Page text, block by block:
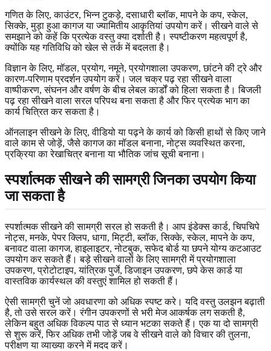
गणित के लिए, काउंटर, भिन्न टुकड़े, दसाधारी ब्लॉक, मापने के कप, स्केल,
सिक्के, मुड़ा हुआ कागज या ज्यामितीय आकृतियां उपयोग करें। सीखने वाले से
समझाने को कहें कि प्रत्येक वस्तु क्या दर्शाती है। स्पष्टीकरण महत्वपूर्ण है,
क्योंकि यह गतिविधि को खेल से तर्क में बदलता है।
विज्ञान के लिए, मॉडल, प्रयोग, नमूने, प्रयोगशाला उपकरण, छांटने की ट्रे और
कारण-परिणाम प्रदर्शन उपयोग करें। जल चक्र पढ़ रहा सीखने वाला
वाष्पीकरण, संघनन और वर्षण के बीच लेबल कार्डों को हिला सकता है। बिजली
पढ़ रहा सीखने वाला सरल परिपथ बना सकता है और फिर प्रत्येक भाग का
कार्य चित्रित कर सकता है।
ऑनलाइन सीखने के लिए, वीडियो या पढ़ने के कार्य को किसी हाथों से किए जाने
वाले काम से जोड़ें, जैसे कागज का मॉडल बनाना, नोट्स व्यवस्थित करना,
प्रक्रिया का रेखाचित्र बनाना या भौतिक जांच सूची बनाना।
स्पर्शात्मक सीखने की सामग्री जिनका उपयोग किया
जा सकता है
स्पर्शात्मक सीखने की सामग्री सरल हो सकती है। आप इंडेक्स कार्ड, चिपचिपे
नोट्स, मनके, पेपर क्लिप, धागा, मिट्टी, ब्लॉक, सिक्के, स्केल, मापने के कप,
बनावट वाला कागज, हाइलाइटर, नोटबुक, सफेद बोर्ड या छपने योग्य कटआउट
उपयोग कर सकते हैं। बड़े सीखने वालों के लिए सामग्री में प्रयोगशाला
उपकरण, प्रोटोटाइप, यांत्रिक पुर्जे, डिजाइन उपकरण, छपे केस कार्ड या
वास्तविक कार्यस्थल की वस्तुएं शामिल हो सकती हैं।
ऐसी सामग्री चुनें जो अवधारणा को अधिक स्पष्ट करे। यदि वस्तु उलझन बढ़ाती
है, तो उसे सरल करें। रंगीन उपकरणों से भरी मेज आकर्षक लग सकती है,
लेकिन बहुत अधिक विकल्प पाठ से ध्यान भटका सकते हैं। एक या दो सामग्री
से शुरू करें, फिर अधिक तभी जोड़ें जब वे सीखने वाले को विचार की तुलना,
परीक्षण या व्याख्या करने में मदद करें।